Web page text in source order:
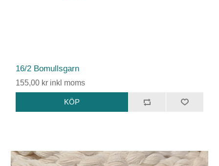
16/2 Bomullsgarn
155,00 kr inkl moms